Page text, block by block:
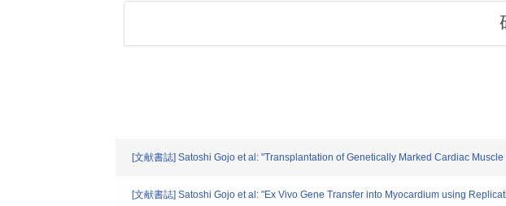
[文献書誌] Satoshi Gojo et al: "Transplantation of Genetically Marked Cardiac
[文献書誌] Satoshi Gojo et al: "Ex Vivo Gene Transfer into Myocardium using